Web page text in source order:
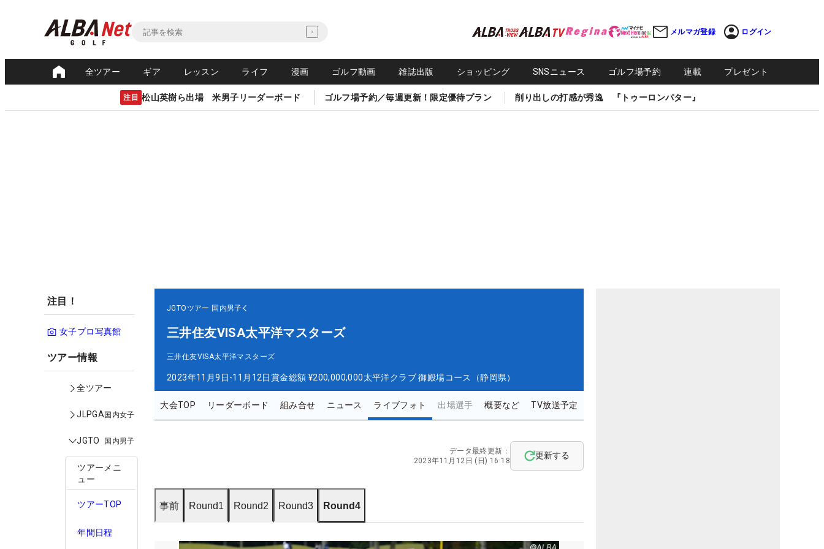
メルマガ登録 ログイン
全ツアー ギア レッスン ライフ 漫画 ゴルフ動画 雑誌出版 ショッピング SNSニュース ゴルフ場予約 連載 プレゼント
注目 松山英樹ら出場 米男子リーダーボード ゴルフ場予約／毎週更新！限定優待プラン 削り出しの打感が秀逸 『トゥーロンパター』
注目！
女子プロ写真館
ツアー情報
全ツアー
JLPGA国内女子
JGTO 国内男子
ツアーメニ
ュー
ツアーTOP
年間日程
JGTOツアー 国内男子
三井住友VISA太平洋マスターズ
三井住友VISA太平洋マスターズ
2023年11月9日-11月12日賞金総額 ¥200,000,000太平洋クラブ 御殿場コース（静岡県）
大会TOP リーダーボード 組み合せ ニュース ライブフォト 出場選手 概要など TV放送予定
データ最終更新：
2023年11月12日 (日) 16:18
更新する
事前 Round1 Round2 Round3 Round4